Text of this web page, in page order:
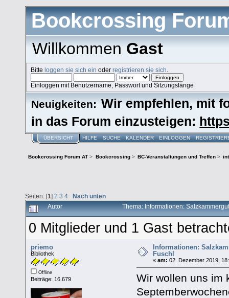
Bookcrossing
WillkommenGast
Bitteloggen sie sich ein oderregistrieren sie sich
Einloggen mit Benutzername, Passwort und Sitzungslänge
Neuigkeiten: Wir empfehlen, mit
in das Forum einzusteigen:
ÜBERSICHT HILFE SUCHE KALENDER EINLOGGEN
Bookcrossing Forum AT > Bookcrossing> BC-Veranstaltungen und Treffen>
Seiten: [1] 2 3 4 Nach unten
Autor Thema: Informationen:
0 Mitglieder und 1 Gast
priemo
Bibliothek
Offline
Beiträge: 16.679
Informationen:
Fuschl
«am: 02. Dezember 2019,
Wir wollen uns im